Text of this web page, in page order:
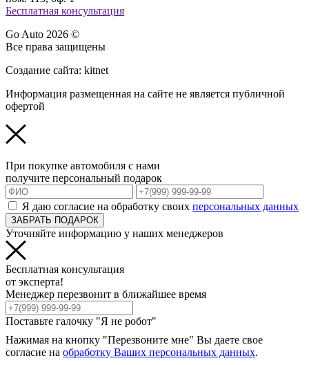
Бесплатная консультация
Go Auto 2026 ©
Все права защищены
Создание сайта: kitnet
Информация размещенная на сайте не является публичной
офертой
При покупке автомобиля с нами
получите персональный подарок
Я даю согласие на обработку своих персональных данных
ЗАБРАТЬ ПОДАРОК
Уточняйте информацию у наших менеджеров
Бесплатная консультация
от эксперта!
Менеджер перезвонит в ближайшее время
Поставьте галочку "Я не робот"
Нажимая на кнопку "Перезвоните мне" Вы даете свое
согласие на обработку Ваших персональных данных.